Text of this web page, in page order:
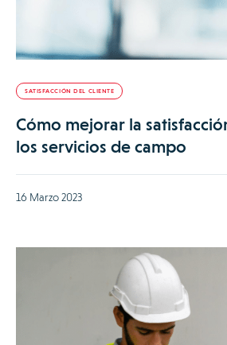
SATISFACCIÓN DEL CLIENTE
Cómo mejorar la
los servicios de campo
16 Marzo 2023